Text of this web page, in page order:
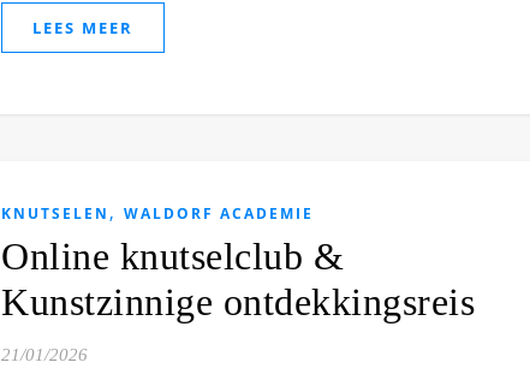
LEES MEER
KNUTSELEN , WALDORF ACADEMIE
Online knutselclub &
Kunstzinnige ontdekkingsreis
21/01/2026